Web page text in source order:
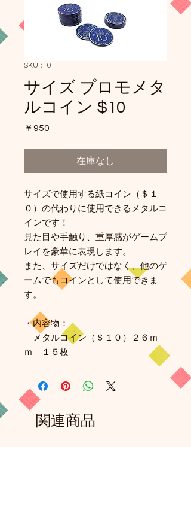
SKU： 0
サイズ プロモメタ
ルコイン $10
￥950
在庫なし
サイズで使用する紙コイン（＄１
０）の代わりに使用できるメタルコ
インです！
見た目や手触り、重厚感がゲームプ
レイを豪華に表現します。
また、サイズだけではなく、他のゲ
ームでもコインとして使用できま
す。
・内容物：
メタルコイン（＄１０）２６ｍ
ｍ １５枚
関連商品